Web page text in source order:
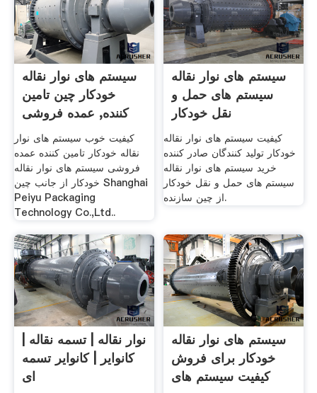
سیستم های نوار نقاله
خودکار چین تامین
کننده, عمده فروشی
کیفیت خوب سیستم های نوار
نقاله خودکار تامین کننده عمده
فروشی سیستم های نوار نقاله
خودکار از جانب چین Shanghai
Peiyu Packaging
Technology Co.,Ltd..
سیستم های نوار نقاله
سیستم های حمل و
نقل خودکار
کیفیت سیستم های نوار نقاله
خودکار تولید کنندگان صادر کننده
خرید سیستم های نوار نقاله
سیستم های حمل و نقل خودکار
از چین سازنده.
نوار نقاله | تسمه نقاله |
کانوایر | کانوایر تسمه
ای
سیستم های نوار نقاله
خودکار برای فروش
کیفیت سیستم های